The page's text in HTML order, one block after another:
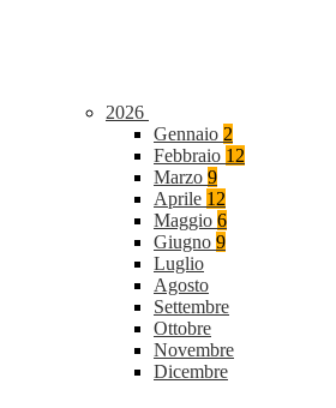
2026
Gennaio 2
Febbraio 12
Marzo 9
Aprile 12
Maggio 6
Giugno 9
Luglio
Agosto
Settembre
Ottobre
Novembre
Dicembre